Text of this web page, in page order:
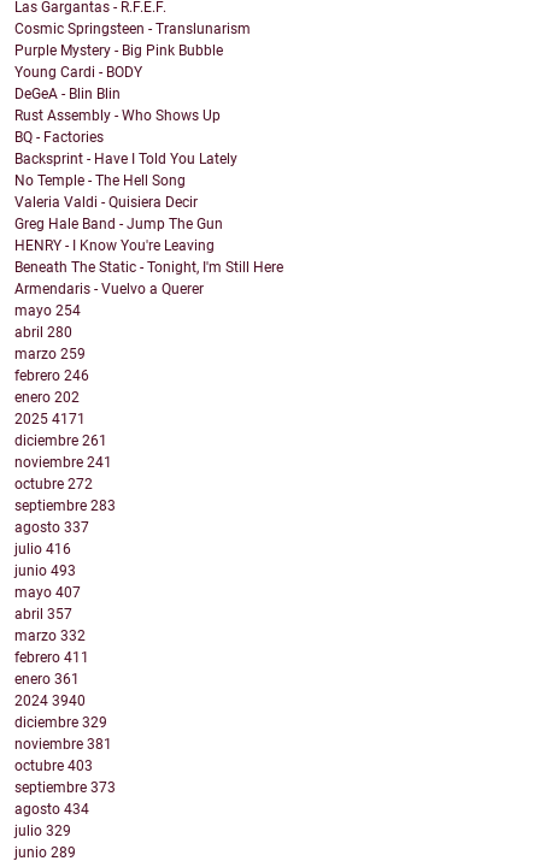
Las Gargantas - R.F.E.F.
Cosmic Springsteen - Translunarism
Purple Mystery - Big Pink Bubble
Young Cardi - BODY
DeGeA - Blin Blin
Rust Assembly - Who Shows Up
BQ - Factories
Backsprint - Have I Told You Lately
No Temple - The Hell Song
Valeria Valdi - Quisiera Decir
Greg Hale Band - Jump The Gun
HENRY - I Know You're Leaving
Beneath The Static - Tonight, I'm Still Here
Armendaris - Vuelvo a Querer
mayo 254
abril 280
marzo 259
febrero 246
enero 202
2025 4171
diciembre 261
noviembre 241
octubre 272
septiembre 283
agosto 337
julio 416
junio 493
mayo 407
abril 357
marzo 332
febrero 411
enero 361
2024 3940
diciembre 329
noviembre 381
octubre 403
septiembre 373
agosto 434
julio 329
junio 289